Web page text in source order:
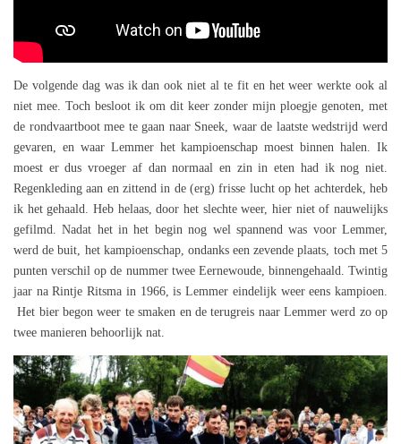
De volgende dag was ik dan ook niet al te fit en het weer werkte ook al
niet mee. Toch besloot ik om dit keer zonder mijn ploegje genoten, met
de rondvaartboot mee te gaan naar Sneek, waar de laatste wedstrijd werd
gevaren, en waar Lemmer het kampioenschap moest binnen halen. Ik
moest er dus vroeger af dan normaal en zin in eten had ik nog niet.
Regenkleding aan en zittend in de (erg) frisse lucht op het achterdek, heb
ik het gehaald. Heb helaas, door het slechte weer, hier niet of nauwelijks
gefilmd. Nadat het in het begin nog wel spannend was voor Lemmer,
werd de buit, het kampioenschap, ondanks een zevende plaats, toch met 5
punten verschil op de nummer twee Eernewoude, binnengehaald. Twintig
jaar na Rintje Ritsma in 1966, is Lemmer eindelijk weer eens kampioen.
Het bier begon weer te smaken en de terugreis naar Lemmer werd zo op
twee manieren behoorlijk nat.